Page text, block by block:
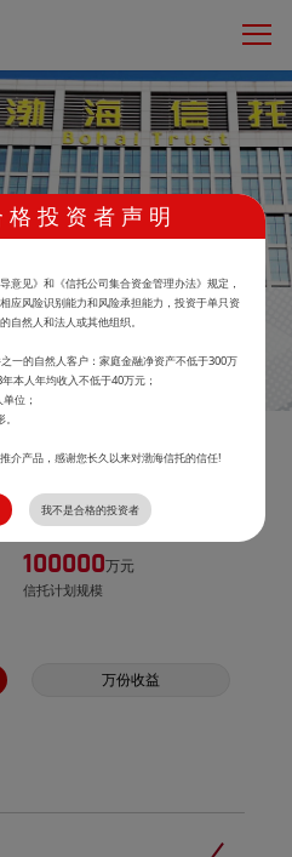
盈3号集合资金信托计
30万元
起投金额
100000万元
信托计划规模
万份收益
格 投 资 者 声 明
意见》和《信托公司集合资金管理办法》规定，
应风险识别能力和风险承担能力，投资于单只资
自然人和法人或其他组织。
一的自然人客户：家庭金融净资产不低于300万
本人年均收入不低于40万元；
位；
介产品，感谢您长久以来对渤海信托的信任!
我不是合格的投资者